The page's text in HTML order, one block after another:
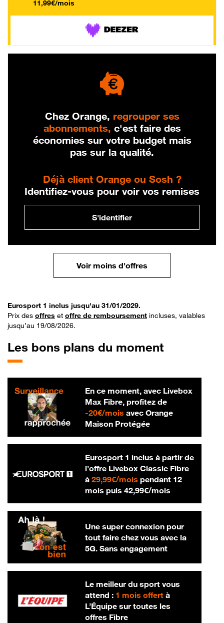
11,99€/mois
Chez Orange, regrouper ses
abonnements, c'est faire des
économies sur votre budget mais
pas sur la qualité.
Déjà client Orange ou Sosh ?
Identifiez-vous pour voir vos remises
S'identifier
Voir moins d'offres
Eurosport 1 inclus jusqu'au 31/01/2029.
Prix des offres et offre de remboursement incluses, valables
jusqu’au 19/08/2026.
Les bons plans du moment
En ce moment, avec Livebox
Max Fibre, profitez de
-20€/mois20 € par mois
avec Orange
Maison Protégée
Eurosport 1 inclus à partir de
l’offre Livebox Classic Fibre
à 29,99€/mois29,99 € par mois
pendant 12
mois puis 42,99€/mois42,99 € par
Une super connexion pour
tout faire chez vous avec la
5G. Sans engagement
Le meilleur du sport vous
attend : 1 mois offertà
L’Équipe sur toutes les
offres Fibre